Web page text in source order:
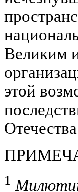
Великим
этой
1